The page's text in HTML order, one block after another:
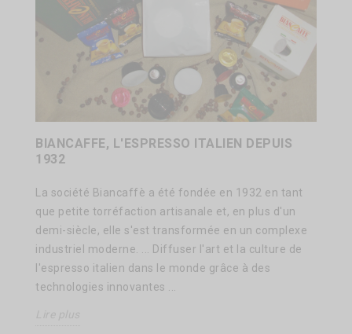
BIANCAFFE, L'ESPRESSO ITALIEN DEPUIS
1932
La société Biancaffè a été fondée en 1932 en tant
que petite torréfaction artisanale et, en plus d'un
demi-siècle, elle s'est transformée en un complexe
industriel moderne. ... Diffuser l'art et la culture de
l'espresso italien dans le monde grâce à des
technologies innovantes ...